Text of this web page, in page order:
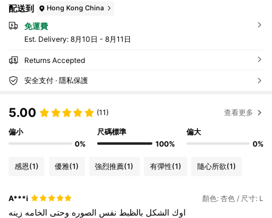
配送到 Hong Kong China
免運費
​Est. Delivery: 8月10日 - 8月11日
Returns Accepted
安全支付 · 隱私保護
5.00 (11) 查看更多
偏小
0%
尺碼標準
100%
偏大
0%
感恩 (1) 優雅(1) 強烈推薦(1) 有彈性(1) 隨心所欲(1)
A***i 顏色: 杏色 / 尺寸: L
اوك الشكل بالظبط نفس الصوره وحتى الخامه زينه